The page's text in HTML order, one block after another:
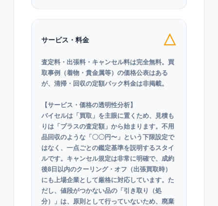
サービス・料金 △
査定料・出張料・キャンセル料は完全無料。買
取事例（着物・貴金属等）の価格公表はある
が、清掃・回収の定額パック料金は非掲載。
【サービス・価格の透明性分析】
バイセルは「買取」を主眼に置くため、見積も
りは「プラスの査定額」から始まります。不用
品回収のような「〇〇円〜」という下限設定で
はなく、一点ごとの鑑定基準を説明するスタイ
ルです。キャンセル規定は非常に明確で、成約
後8日以内のクーリング・オフ（出張買取時）
にも上場企業として厳格に対応しています。た
だし、値段がつかない品の「引き取り（処
分）」は、原則として行っていないため、廃棄